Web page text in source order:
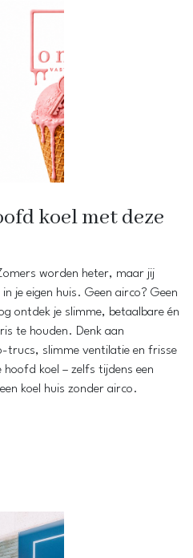
koel met deze
worden heter, maar jij
je eigen huis. Geen airco? Geen
ontdek je slimme, betaalbare én
te houden. Denk aan
trucs, slimme ventilatie en frisse
koel – zelfs tijdens een
koel huis zonder airco.